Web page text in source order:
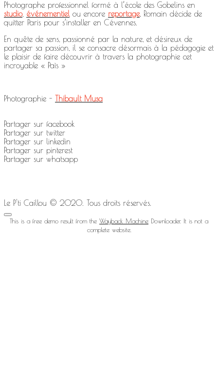
Photographe professionnel formé à l’école des Gobelins en
studio, événementielou encore reportage, Romain décide de
quitter Paris pour s’installer en Cévennes.
En quête de sens, passionné par la nature, et désireux de
partager sa passion, il se consacre désormais à la pédagogie et
le plaisir de faire découvrir à travers la photographie cet
incroyable « Paìs »
Photographie - Thibault Musa
Partager sur facebook
Partager sur twitter
Partager sur linkedin
Partager sur pinterest
Partager sur whatsapp
Le P'ti Caillou © 2020. Tous droits réservés.
This is a free demo result from the Wayback Machine Downloader. It is not a
complete website.